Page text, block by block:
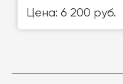
Цена: 6 200 руб.